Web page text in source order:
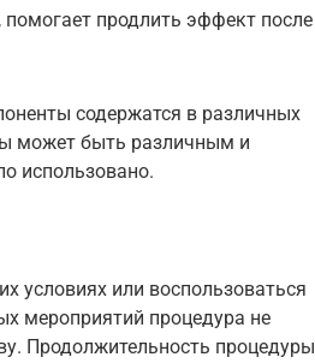
продлить эффект после
содержатся в различных
может быть различным и
использовано.
условиях или воспользоваться
мероприятий процедура не
Продолжительность процедуры